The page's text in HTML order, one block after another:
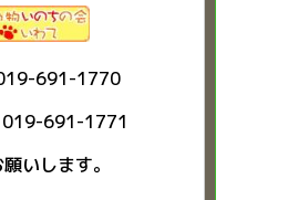
691-1770
691-1771
いします。